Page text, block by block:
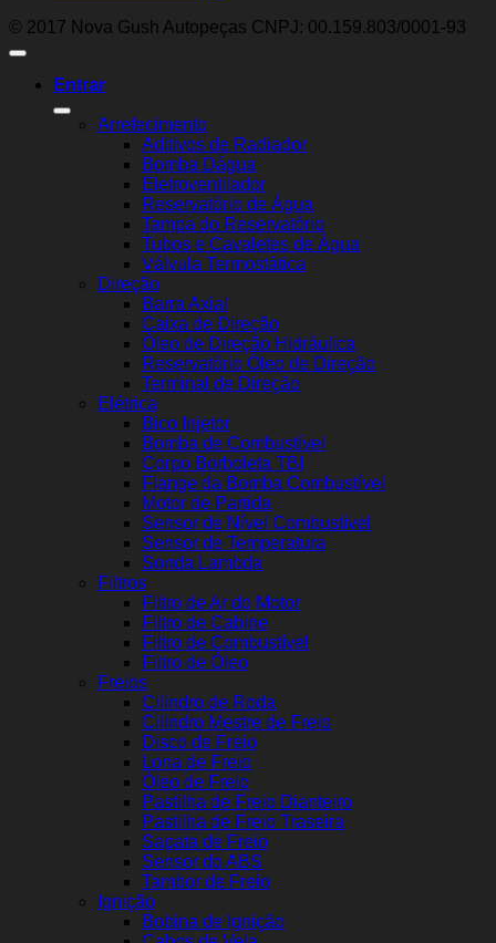
© 2017 Nova Gush Autopeças CNPJ: 00.159.803/0001-93
Entrar
Arrefecimento
Aditivos de Radiador
Bomba Dágua
Eletroventilador
Reservatório de Água
Tampa do Reservatório
Tubos e Cavaletes de Água
Válvula Termostática
Direção
Barra Axial
Caixa de Direção
Óleo de Direção Hidráulica
Reservatório Óleo de Direção
Terminal de Direção
Elétrica
Bico Injetor
Bomba de Combustível
Corpo Borboleta TBI
Flange da Bomba Combustível
Motor de Partida
Sensor de Nível Combustível
Sensor de Temperatura
Sonda Lambda
Filtros
Filtro de Ar do Motor
Filtro de Cabine
Filtro de Combustível
Filtro de Óleo
Freios
Cilindro de Roda
Cilindro Mestre de Freio
Disco de Freio
Lona de Freio
Óleo de Freio
Pastilha de Freio Dianteiro
Pastilha de Freio Traseira
Sapata de Freio
Sensor do ABS
Tambor de Freio
Ignição
Bobina de Ignição